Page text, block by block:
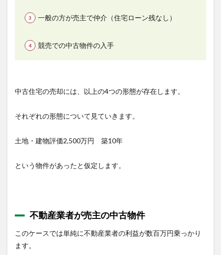
一般
の方
主で
仲介
（住
残あ
り）
古物
件
1.3
が売
ーン
残な
の中
一般の方が売主で仲介（住宅ローン残なし）
競売での中古物件の入手
中古住宅の売却には、以上の4つの形態が存在します。
それぞれの形態について見ていきます。
土地・建物評価2,500万円 築10年
という物件があったと仮定します。
不動産業者が売主の中古物件
このケースでは単純に不動産業者の利益が数百万円乗っかり
ます。